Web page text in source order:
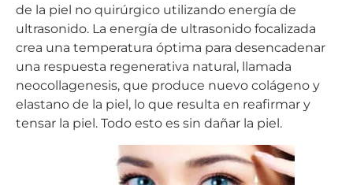
de la piel no quirúrgico utilizando energía de
ultrasonido. La energía de ultrasonido focalizada
crea una temperatura óptima para desencadenar
una respuesta regenerativa natural, llamada
neocollagenesis, que produce nuevo colágeno y
elastano de la piel, lo que resulta en reafirmar y
tensar la piel. Todo esto es sin dañar la piel.